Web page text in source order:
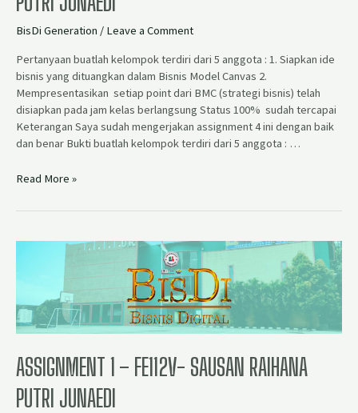
BisDi Generation / Leave a Comment
Pertanyaan buatlah kelompok terdiri dari 5 anggota : 1. Siapkan ide
bisnis yang dituangkan dalam Bisnis Model Canvas 2.
Mempresentasikan setiap point dari BMC (strategi bisnis) telah
disiapkan pada jam kelas berlangsung Status 100% sudah tercapai
Keterangan Saya sudah mengerjakan assignment 4 ini dengan baik
dan benar Bukti buatlah kelompok terdiri dari 5 anggota : …
Read More »
ASSIGNMENT 1 – FE112V- SAUSAN RAIHANA
PUTRI JUNAEDI